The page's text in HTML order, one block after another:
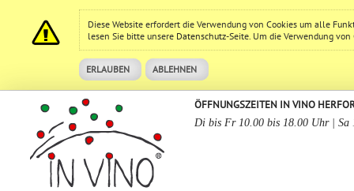
Diese Website erfordert die Verwendung von Cookies um alle
lesen Sie bitte unsere Datenschutz-Seite. Um die Verwendung
ERLAUBEN ABLEHNEN
ÖFFNUNGSZEITEN IN VINO
Di bis Fr 10.00 bis 18.00 Uhr | Sa